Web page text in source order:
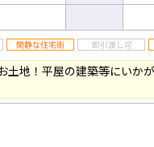
土地！平屋の建築等にいか